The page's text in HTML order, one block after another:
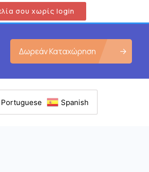
σου χωρίς login
Δωρεάν Καταχώρηση
Portuguese Spanish